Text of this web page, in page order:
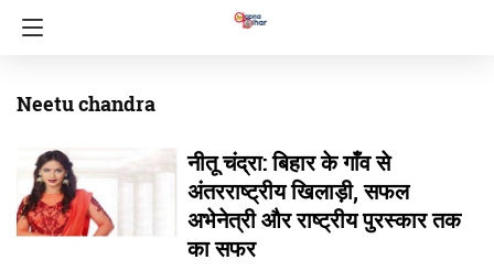
Neetu chandra
नीतू चंद्रा: बिहार के गाँव से
अंतरराष्ट्रीय खिलाड़ी, सफल
अभेनेत्री और राष्ट्रीय पुरस्कार तक
का सफर